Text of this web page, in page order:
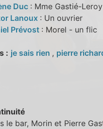
Duc : Mme Gastié-Leroy
Lanoux : Un ouvrier
Prévost : Morel - un flic
: je sais rien , pierre
le bar, Morin et Pierre